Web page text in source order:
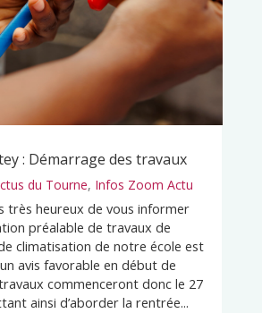
: Démarrage des travaux
du Tourne, Infos Zoom Actu
très heureux de vous informer
préalable de travaux de
climatisation de notre école est
avis favorable en début de
commenceront donc le 27
ainsi d’aborder la rentrée...